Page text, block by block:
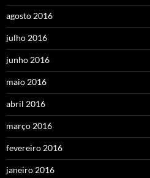
agosto 2016
julho 2016
junho 2016
maio 2016
abril 2016
março 2016
fevereiro 2016
janeiro 2016